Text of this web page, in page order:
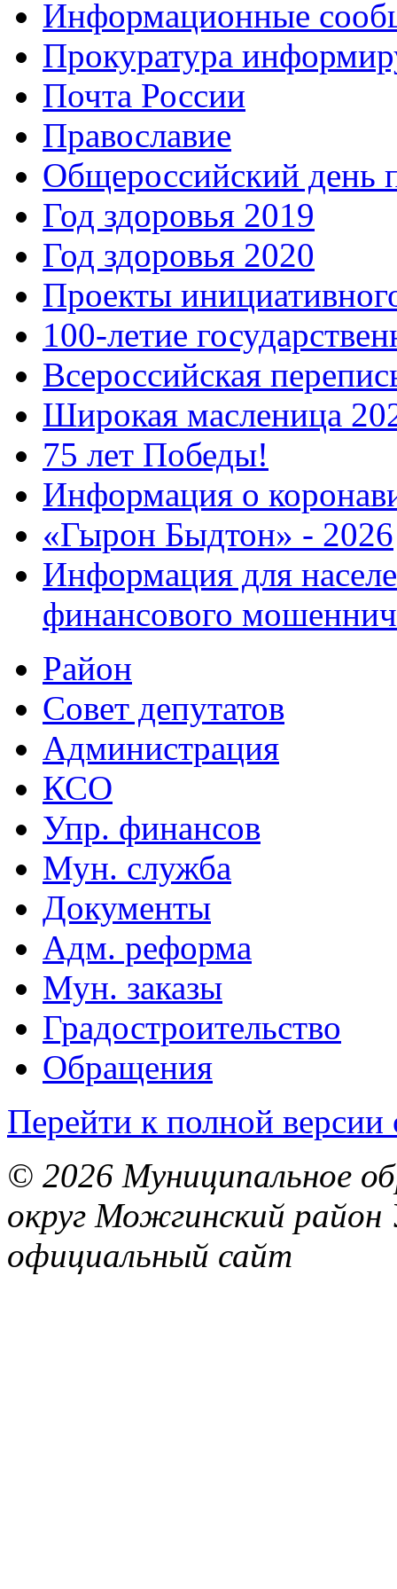
Информационные
Прокуратура
Почта России
Православие
Общероссийский день
Год здоровья 2019
Год здоровья 2020
Проекты
100-летие
Всероссийская
Широкая масленица
75 лет Победы!
Информация о
«Гырон Быдтон» - 2026
Информация для
финансового
Район
Совет депутатов
Администрация
КСО
Упр. финансов
Мун. служба
Документы
Адм. реформа
Мун. заказы
Градостроительство
Обращения
Перейти к полной версии
© 2026 Муниципальное
округ Можгинский район
официальный сайт